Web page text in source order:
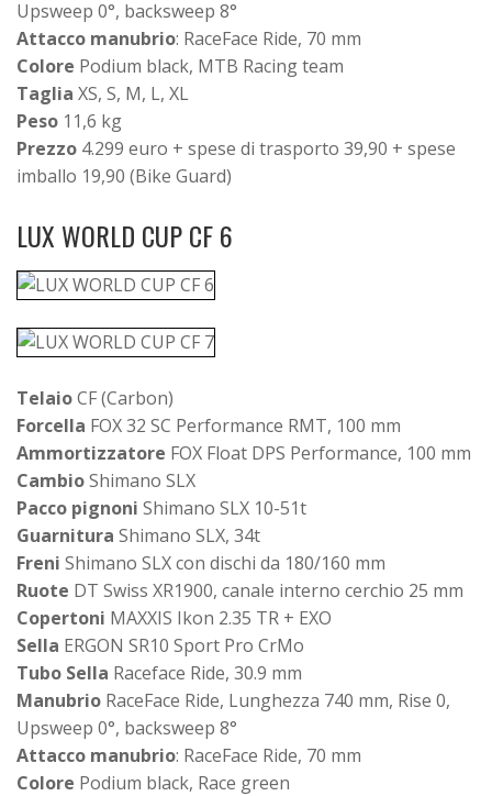
Upsweep 0°, backsweep 8°
Attacco manubrio: RaceFace Ride, 70 mm
Colore Podium black, MTB Racing team
Taglia XS, S, M, L, XL
Peso 11,6 kg
Prezzo 4.299 euro + spese di trasporto 39,90 + spese
imballo 19,90 (Bike Guard)
LUX WORLD CUP CF 6
TelaioCF (Carbon)
Forcella FOX 32 SC Performance RMT, 100 mm
Ammortizzatore FOX Float DPS Performance, 100 mm
CambioShimano SLX
Pacco pignoni Shimano SLX 10-51t
Guarnitura Shimano SLX, 34t
Freni Shimano SLX con dischi da 180/160 mm
Ruote DT Swiss XR1900, canale interno cerchio 25 mm
Copertoni MAXXIS Ikon 2.35 TR + EXO
Sella ERGON SR10 Sport Pro CrMo
Tubo Sella Raceface Ride, 30.9 mm
Manubrio RaceFace Ride, Lunghezza 740 mm, Rise 0,
Upsweep 0°, backsweep 8°
Attacco manubrio: RaceFace Ride, 70 mm
Colore Podium black, Race green